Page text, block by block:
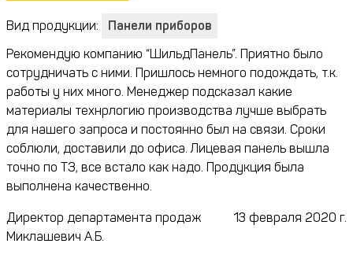
Вид продукции:
Панели приборов
Рекомендую компанию “ШильдПанель”. Приятно было
сотрудничать с ними. Пришлось немного подождать, т.к.
работы у них много. Менеджер подсказал какие
материалы технрлогию производства лучше выбрать
для нашего запроса и постоянно был на связи. Сроки
соблюли, доставили до офиса. Лицевая панель вышла
точно по ТЗ, все встало как надо. Продукция была
выполнена качественно.
Директор департамента продаж
Миклашевич А.Б.
13 февраля 2020 г.